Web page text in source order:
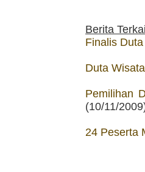
Berita
Finalis
Duta
Pemilihan
(10/11/
24 Peserta